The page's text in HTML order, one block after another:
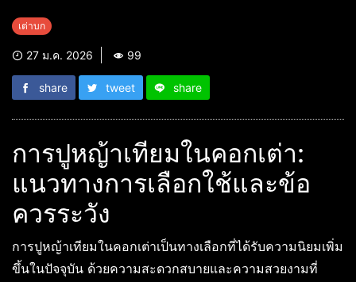
เต่าบก
27 ม.ค. 2026 99
share tweet share
การปูหญ้าเทียมในคอกเต่า:
แนวทางการเลือกใช้และข้อ
ควรระวัง
การปูหญ้าเทียมในคอกเต่าเป็นทางเลือกที่ได้รับความนิยมเพิ่ม
ขึ้นในปัจจุบัน ด้วยความสะดวกสบายและความสวยงามที่